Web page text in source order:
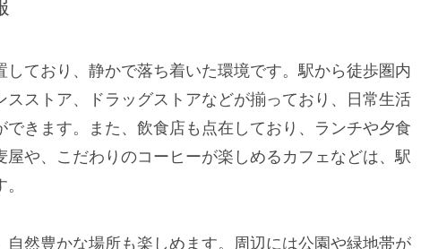
ており、静かで落ち着いた環境です。駅から徒歩圏内
ストア、ドラッグストアなどが揃っており、日常生活
きます。また、飲食店も点在しており、ランチや夕食
や、こだわりのコーヒーが楽しめるカフェなどは、駅
然豊かな場所も楽しめます。周辺には公園や緑地帯が